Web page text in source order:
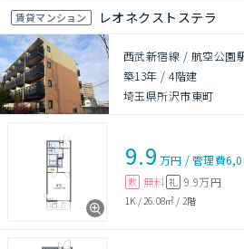
賃貸マンション レオネクストステラ
西武新宿線 / 航空公園
築13年 /4階建
埼玉県所沢市東町
9.9 万円 /管理費
敷 無料 礼 9.9万円
1K / 26.08㎡ / 2階